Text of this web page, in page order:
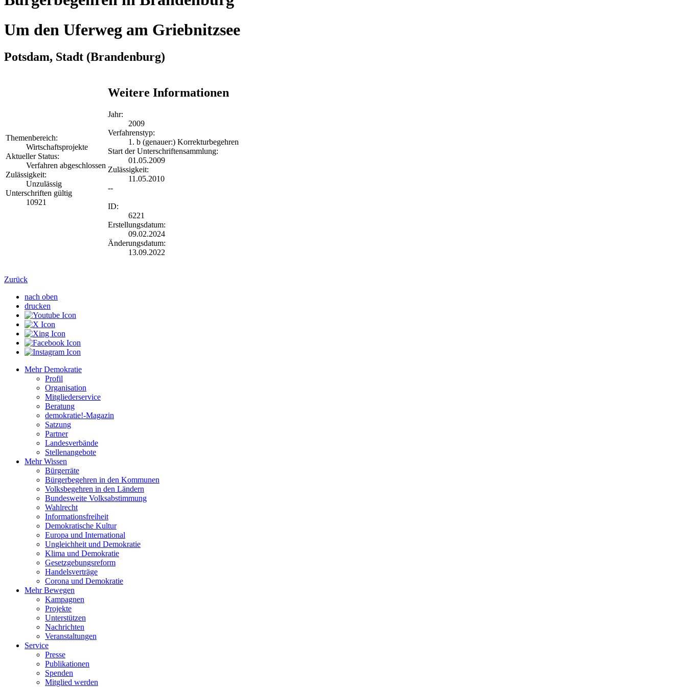
Um den Uferweg am Griebnitzsee
Potsdam, Stadt (Brandenburg)
Themenbereich:
Wirtschaftsprojekte
Aktueller Status:
Verfahren abgeschlossen
Zulässigkeit:
Unzulässig
Unterschriften gültig
10921
Weitere Informationen
Jahr:
2009
Verfahrenstyp:
1. b (genauer:) Korrekturbegehren
Start der Unterschriftensammlung:
01.05.2009
Zulässigkeit:
11.05.2010
--
ID:
6221
Erstellungsdatum:
09.02.2024
Änderungsdatum:
13.09.2022
Zurück
nach oben
drucken
Mehr Demokratie
Profil
Organisation
Mitgliederservice
Beratung
demokratie!-Magazin
Satzung
Partner
Landesverbände
Stellenangebote
Mehr Wissen
Bürgerräte
Bürgerbegehren in den Kommunen
Volksbegehren in den Ländern
Bundesweite Volksabstimmung
Wahlrecht
Informationsfreiheit
Demokratische Kultur
Europa und International
Ungleichheit und Demokratie
Klima und Demokratie
Gesetzgebungsreform
Handelsverträge
Corona und Demokratie
Mehr Bewegen
Kampagnen
Projekte
Unterstützen
Nachrichten
Veranstaltungen
Service
Presse
Publikationen
Spenden
Mitglied werden